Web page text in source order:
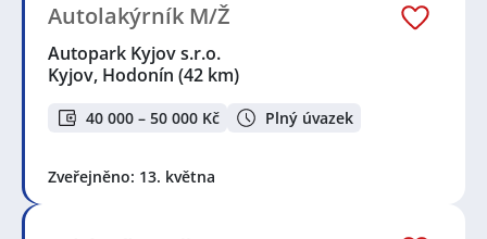
Autolakýrník M/Ž
Autopark Kyjov s.r.o.
Kyjov, Hodonín (42 km)
40 000 – 50 000 Kč Plný úvazek
Zveřejněno: 13. května